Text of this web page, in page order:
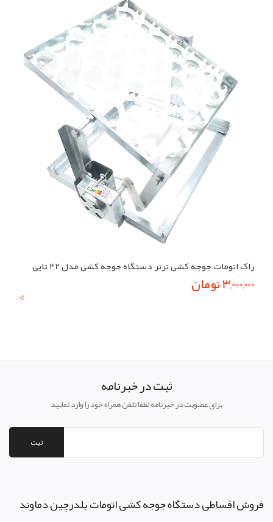
راک اتومات جوجه کشی ترنر دستگاه جوجه کشی مدل 42 تایی
3,000,000 تومان 0%
ثبت در خبرنامه
برای عضویت در خبرنامه لطفا تلفن همراه خود را وارد نمایید
ثبت
فروش اقساطی دستگاه جوجه کشی اتومات بلدرچین دماوند